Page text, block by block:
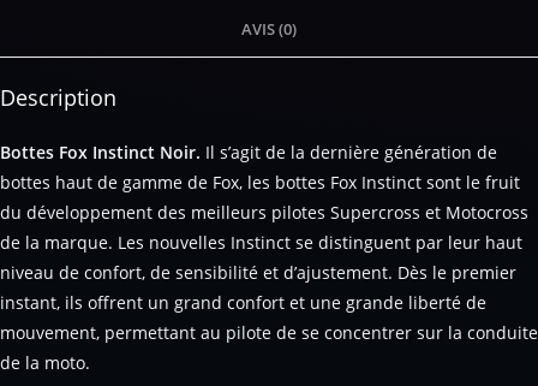
AVIS (0)
Description
Bottes Fox Instinct Noir. Il s’agit de la dernière génération de
bottes haut de gamme de Fox, les bottes Fox Instinct sont le fruit
du développement des meilleurs pilotes Supercross et Motocross
de la marque. Les nouvelles Instinct se distinguent par leur haut
niveau de confort, de sensibilité et d’ajustement. Dès le premier
instant, ils offrent un grand confort et une grande liberté de
mouvement, permettant au pilote de se concentrer sur la conduite
de la moto.